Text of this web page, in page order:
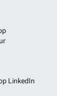
LinkedIn